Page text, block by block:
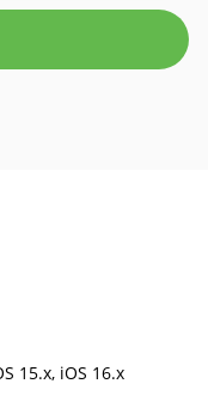
15.x, iOS 16.x